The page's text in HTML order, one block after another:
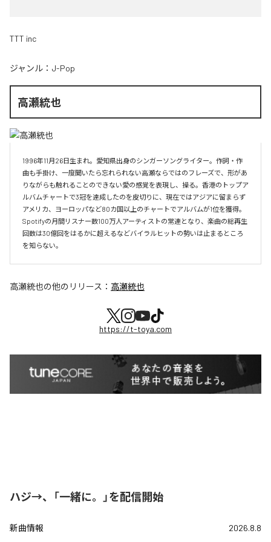
TTT inc
ジャンル： J-Pop
高瀬統也
1996年11月26日生まれ。愛知県出身のシンガーソングライター。作詞・作
曲も手掛け、一度聞いたら忘れられない高瀬ならではのフレーズで、形があ
りながらも触れることのできない愛の感覚を表現し、操る。香港のトップア
ルバムチャートで3冠を達成したのを皮切りに、現在ではアジアに留まらず
アメリカ、ヨーロッパなど80カ国以上のチャートでアルバムが1位を獲得。
Spotifyの月間リスナー数100万人アーティストの常連となり、楽曲の総再生
回数は30億回をはるかに超えるなどバイラルヒットの勢いは止まるところ
を知らない。
高瀬統也の他のリリース： 高瀬統也
https://t-toya.com
ハジ→、「一緒に。」を配信開始
新曲情報 2026.8.8